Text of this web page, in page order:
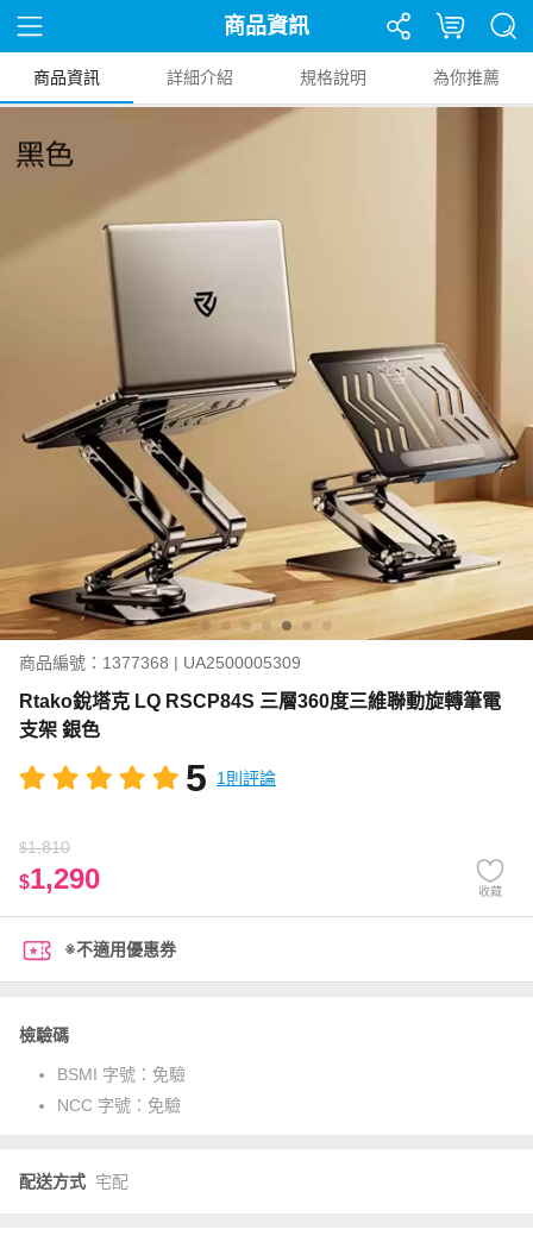
商品資訊
商品資訊 詳細介紹 規格說明 為你推薦
商品編號：1377368 | UA2500005309
Rtako銳塔克 LQ RSCP84S 三層360度三維聯動旋轉筆電
支架 銀色
5 1則評論
$1,810
$1,290 收藏
※不適用優惠券
檢驗碼
BSMI 字號： 免驗
NCC 字號： 免驗
配送方式 宅配